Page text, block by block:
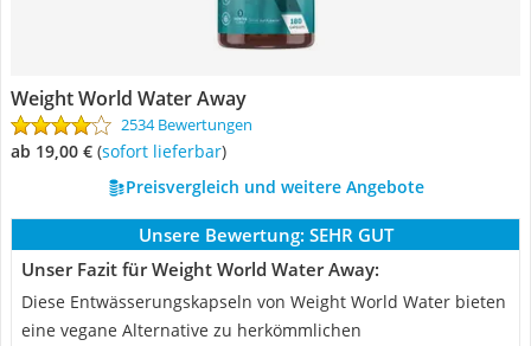
Weight World Water Away
2534 Bewertungen
ab 19,00 € ( Sofort lieferbar)
Preisvergleich und weitere Angebote
Unsere Bewertung: SEHR GUT
Unser Fazit für Weight World Water Away:
Diese Entwässerungskapseln von Weight World Water bieten
eine vegane Alternative zu herkömmlichen